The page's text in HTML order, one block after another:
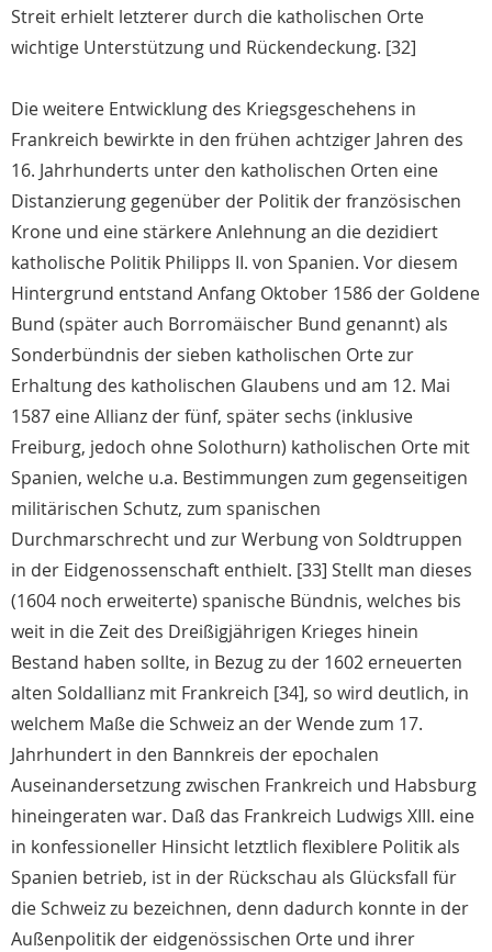
Streit erhielt letzterer durch die katholischen Orte
wichtige Unterstützung und Rückendeckung. [32]
Die weitere Entwicklung des Kriegsgeschehens in
Frankreich bewirkte in den frühen achtziger Jahren des
16. Jahrhunderts unter den katholischen Orten eine
Distanzierung gegenüber der Politik der französischen
Krone und eine stärkere Anlehnung an die dezidiert
katholische Politik Philipps II. von Spanien. Vor diesem
Hintergrund entstand Anfang Oktober 1586 der Goldene
Bund (später auch Borromäischer Bund genannt) als
Sonderbündnis der sieben katholischen Orte zur
Erhaltung des katholischen Glaubens und am 12. Mai
1587 eine Allianz der fünf, später sechs (inklusive
Freiburg, jedoch ohne Solothurn) katholischen Orte mit
Spanien, welche u.a. Bestimmungen zum gegenseitigen
militärischen Schutz, zum spanischen
Durchmarschrecht und zur Werbung von Soldtruppen
in der Eidgenossenschaft enthielt. [33] Stellt man dieses
(1604 noch erweiterte) spanische Bündnis, welches bis
weit in die Zeit des Dreißigjährigen Krieges hinein
Bestand haben sollte, in Bezug zu der 1602 erneuerten
alten Soldallianz mit Frankreich [34], so wird deutlich, in
welchem Maße die Schweiz an der Wende zum 17.
Jahrhundert in den Bannkreis der epochalen
Auseinandersetzung zwischen Frankreich und Habsburg
hineingeraten war. Daß das Frankreich Ludwigs XIII. eine
in konfessioneller Hinsicht letztlich flexiblere Politik als
Spanien betrieb, ist in der Rückschau als Glücksfall für
die Schweiz zu bezeichnen, denn dadurch konnte in der
Außenpolitik der eidgenössischen Orte und ihrer